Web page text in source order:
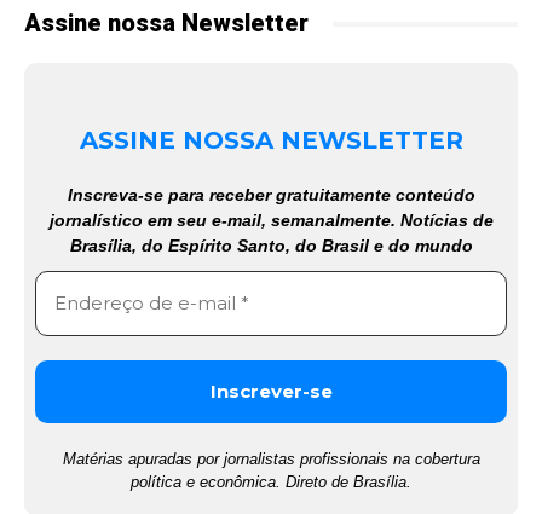
Assine nossa Newsletter
ASSINE NOSSA NEWSLETTER
Inscreva-se para receber gratuitamente conteúdo
jornalístico em seu e-mail, semanalmente. Notícias de
Brasília, do Espírito Santo, do Brasil e do mundo
Matérias apuradas por jornalistas profissionais na cobertura
política e econômica. Direto de Brasília.